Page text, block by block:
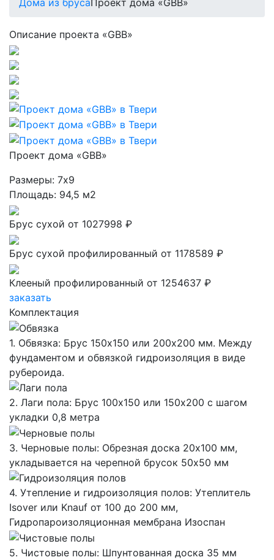
Дома из брусаПроект дома «GBB»
Описание проекта «GBB»
Проект дома «GBB»
Размеры: 7х9
Площадь: 94,5 м2
Брус сухой от 1027998 ₽
Брус сухой профилированный от 1178589 ₽
Клееный профилированный от 1254637 ₽
заказать
Комплектация
1. Обвязка: Брус 150х150 или 200х200 мм. Между
фундаментом и обвязкой гидроизоляция в виде
рубероида.
2. Лаги пола: Брус 100х150 или 150х200 с шагом
укладки 0,8 метра
3. Черновые полы: Обрезная доска 20х100 мм,
укладывается на черепной брусок 50х50 мм
4. Утепление и гидроизоляция полов: Утеплитель
Isover или Knauf от 100 до 200 мм,
Гидропароизоляционная мембрана Изоспан
5. Чистовые полы: Шпунтованная доска 35 мм